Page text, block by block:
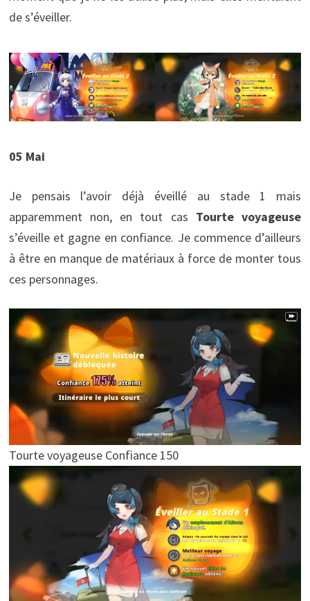
de s’éveiller.
05 Mai
Je pensais l’avoir déjà éveillé au stade 1 mais
apparemment non, en tout cas Tourte voyageuse
s’éveille et gagne en confiance. Je commence d’ailleurs
à être en manque de matériaux à force de monter tous
ces personnages.
Tourte voyageuse Confiance 150